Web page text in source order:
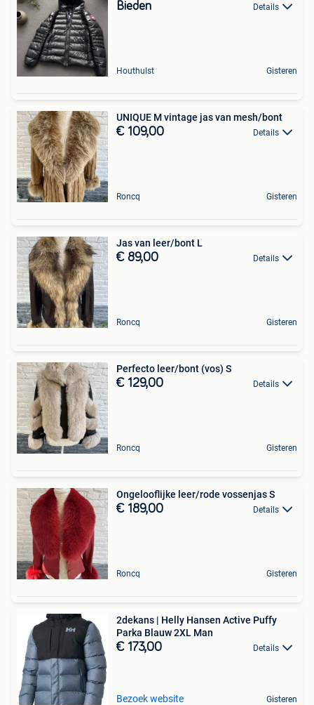
Bieden Details
Houthulst Gisteren
UNIQUE M vintage jas van mesh/bont
€ 109,00 Details
Roncq Gisteren
Jas van leer/bont L
€ 89,00 Details
Roncq Gisteren
Perfecto leer/bont (vos) S
€ 129,00 Details
Roncq Gisteren
Ongelooflijke leer/rode vossenjas S
€ 189,00 Details
Roncq Gisteren
2dekans | Helly Hansen Active Puffy
Parka Blauw 2XL Man
€ 173,00 Details
Bezoek website Gisteren